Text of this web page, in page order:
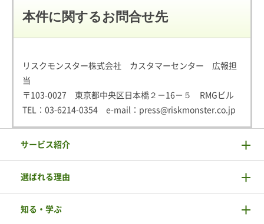
本件に関するお問合せ先
リスクモンスター株式会社 カスタマーセンター 広報担
当
〒103-0027 東京都中央区日本橋２－16－５ RMGビル
TEL： 03-6214-0354 e-mail： press@riskmonster.co.jp
サービス紹介
選ばれる理由
知る・学ぶ